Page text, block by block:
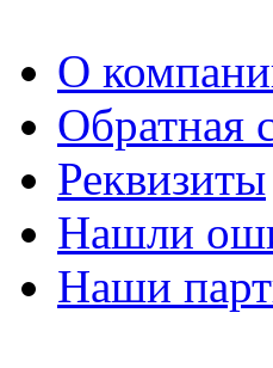
О
Обратная
Реквизиты
Нашли
Наши